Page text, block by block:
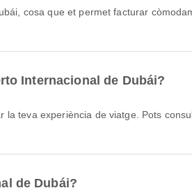
Internacional de Dubái?
de Dubái?